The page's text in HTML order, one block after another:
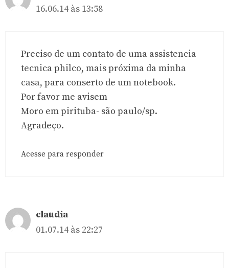
16.06.14 às 13:58
Preciso de um contato de uma assistencia
tecnica philco, mais próxima da minha
casa, para conserto de um notebook.
Por favor me avisem
Moro em pirituba- são paulo/sp.
Agradeço.
Acesse para responder
claudia
01.07.14 às 22:27